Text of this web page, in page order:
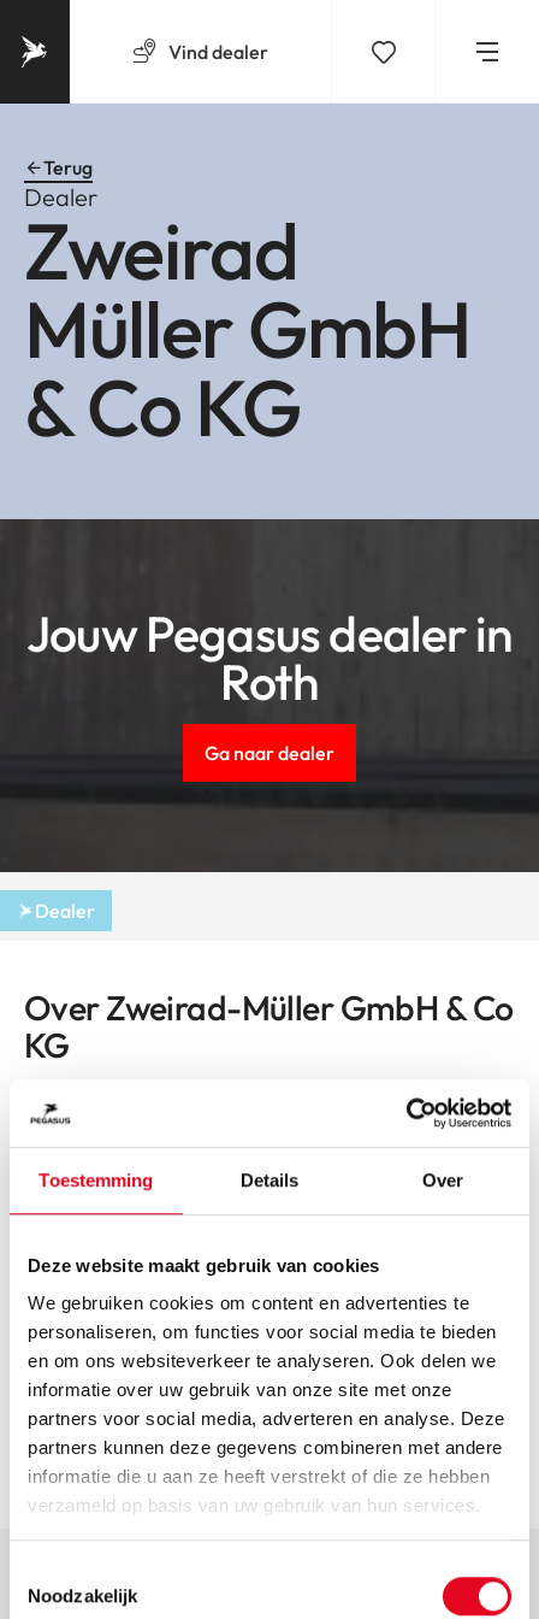
Toestemming Details Over
Deze website maakt gebruik van cookies
We gebruiken cookies om content en advertenties te
personaliseren, om functies voor social media te bieden
en om ons websiteverkeer te analyseren. Ook delen we
informatie over uw gebruik van onze site met onze
partners voor social media, adverteren en analyse. Deze
partners kunnen deze gegevens combineren met andere
informatie die u aan ze heeft verstrekt of die ze hebben
verzameld op basis van uw gebruik van hun services.
Noodzakelijk
Vinddealer
Terug
Dealer
Zweirad
Müller GmbH
& Co KG
Jouw Pegasus dealer in
Roth
Ga naar dealer
Dealer
Over Zweirad-Müller GmbH & Co
KG
Adres
Bortenmacherstraße 2
Roth
Route plannen
Helaas hebben we geen actuele openingstijden van deze
dealer. Neem voor de actuele openingstijden contact op
met de dealer.
Contact
info@2-rad-mueller.de
Ga naar dealer